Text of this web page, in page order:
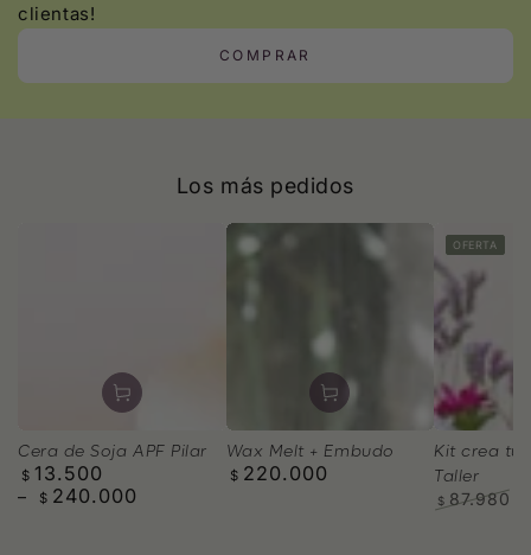
clientas!
COMPRAR
Los más pedidos
Cera de Soja APF Pilar
Precio
regular
$ 13.500
$ 240.000
Wax Melt + Embudo
Precio
$ 220.000
Kit crea
Taller
$ 87.980
OFERTA